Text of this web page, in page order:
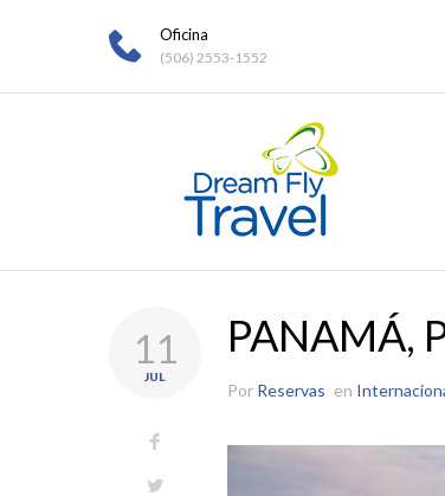
Oficina
(506) 2553-1552
11
JUL
Facebook
Twitter
PANAMÁ,
Por Reservas en